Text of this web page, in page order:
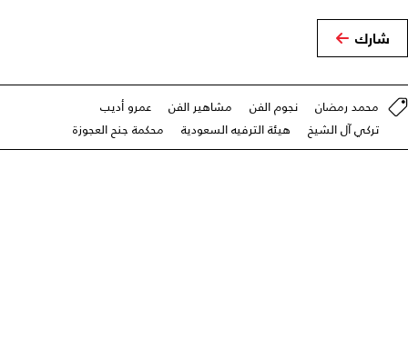
شارك
محمد رمضان نجوم الفن مشاهير الفن
عمرو أديب
تركي آل الشيخ
هيئة الترفيه السعودية محكمة جنح العجوزة